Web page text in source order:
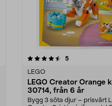
5recensioner
LEGO
LEGO Creator Orange
30714, från 6 år
Bygg 3 söta djur – prisvärt
4.5 av 5 stjärnor